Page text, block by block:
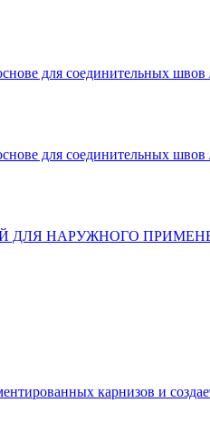
для соединительных швов
для соединительных швов
ДЛЯ НАРУЖНОГО
карнизов и